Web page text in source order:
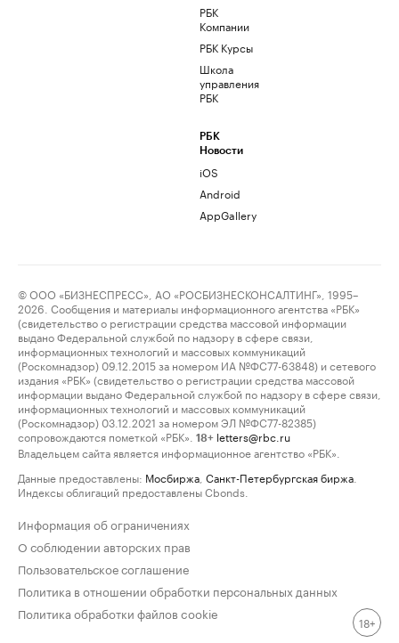
РБК
Компании
РБК Курсы
Школа
управления
РБК
РБК
Новости
iOS
Android
AppGallery
© ООО «БИЗНЕСПРЕСС», АО «РОСБИЗНЕСКОНСАЛТИНГ», 1995–
2026. Сообщения и материалы информационного агентства «РБК»
(свидетельство о регистрации средства массовой информации
выдано Федеральной службой по надзору в сфере связи,
информационных технологий и массовых коммуникаций
(Роскомнадзор) 09.12.2015 за номером ИА №ФС77-63848) и сетевого
издания «РБК» (свидетельство о регистрации средства массовой
информации выдано Федеральной службой по надзору в сфере связи,
информационных технологий и массовых коммуникаций
(Роскомнадзор) 03.12.2021 за номером ЭЛ №ФС77-82385)
сопровождаются пометкой «РБК».
18+ letters@rbc.ru
Владельцем сайта является информационное агентство «РБК».
Данные предоставлены: Мосбиржа Санкт-Петербургская биржа
Индексы облигаций предоставлены Cbonds.
Информация об ограничениях
О соблюдении авторских прав
Пользовательское соглашение
Политика в отношении обработки персональных данных
Политика обработки файлов cookie
18+